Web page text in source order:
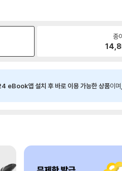
종
eBook앱 설치 후 바로 이용 가능한 상품이